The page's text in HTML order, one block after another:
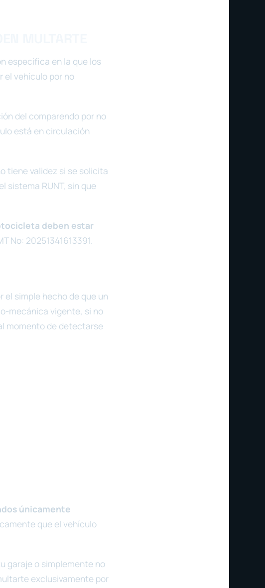
específica en la que los
el vehículo por no
del comparendo por no
está en circulación
tiene validez si se solicita
sistema RUNT, sin que
deben estar
No: 20251341613391.
simple hecho de que un
mecánica vigente, si no
momento de detectarse
únicamente
que el vehículo
garaje o simplemente no
exclusivamente por